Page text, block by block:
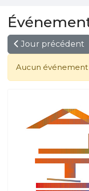
Jour précédent
Aucun événement